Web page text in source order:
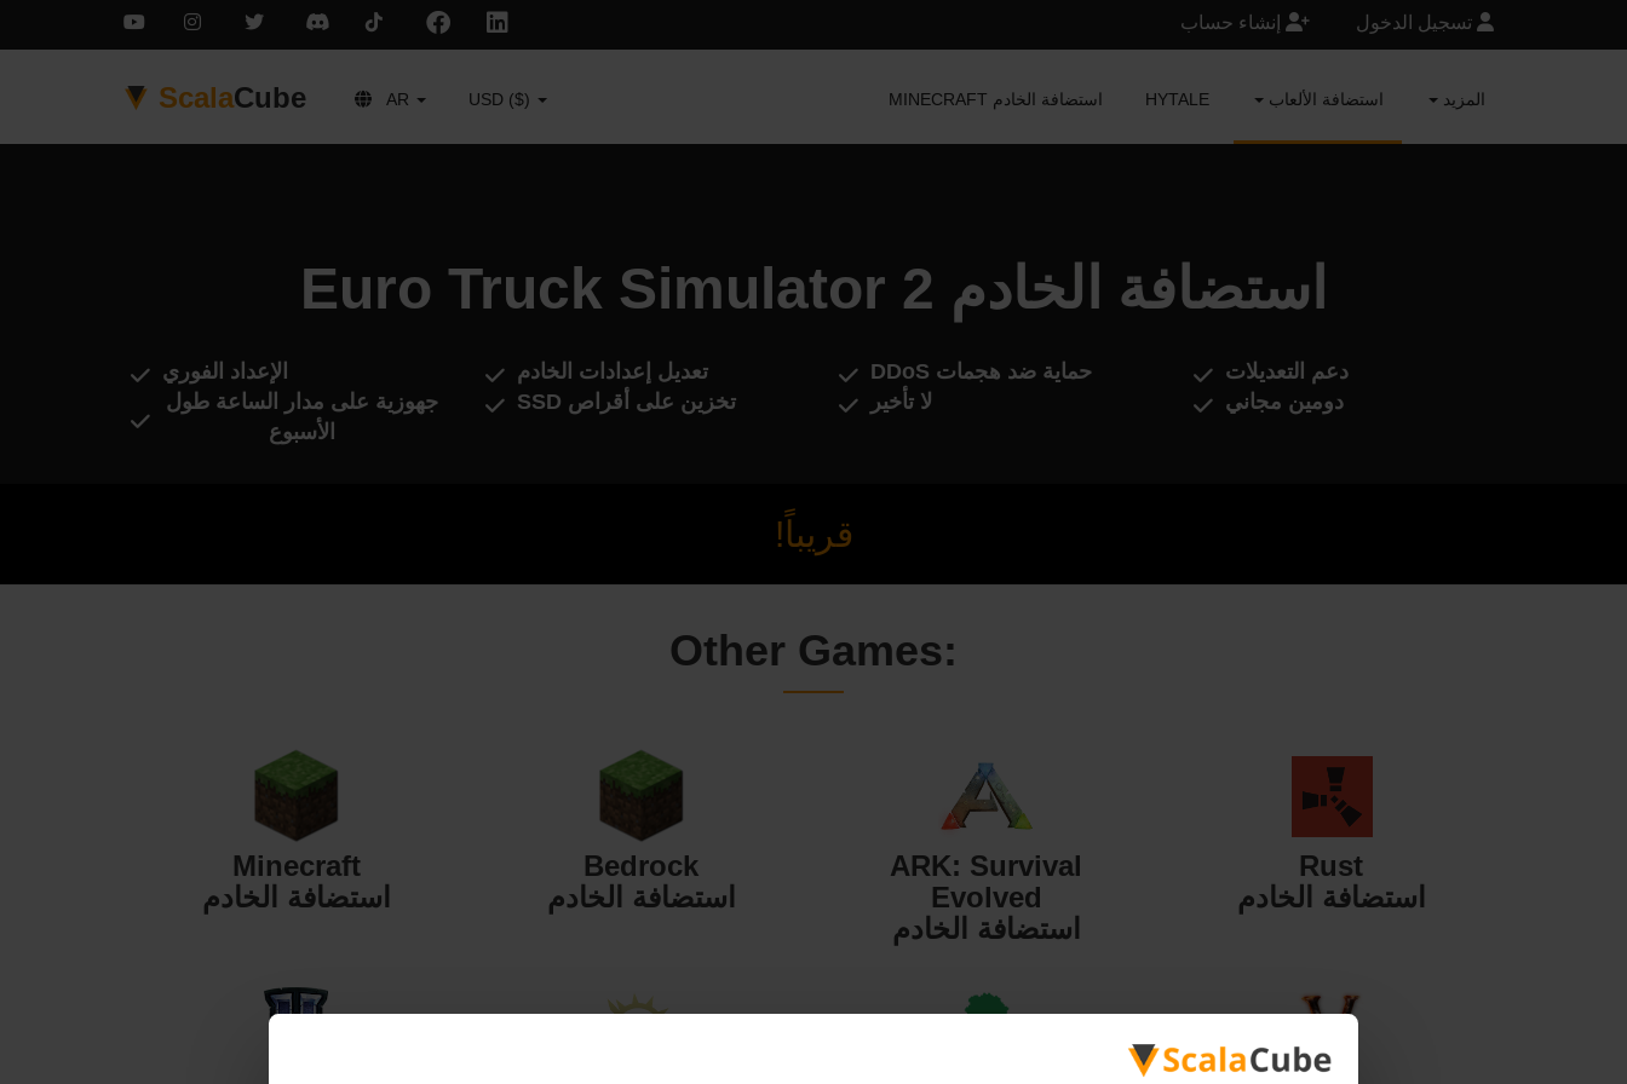
تسجيل الدخول إنشاء حساب
ScalaCube AR USD ($) MINECRAFT استضافة الخادم HYTALE استضافة الألعاب المزيد
Euro Truck Simulator 2 استضافة الخادم
الإعداد الفوري
جهوزية على مدار الساعة طول
الأسبوع
تعديل إعدادات الخادم
تخزين على أقراص SSD
حماية ضد هجمات DDoS
لا تأخير
دعم التعديلات
دومين مجاني
قريباً!
Other Games:
Minecraft
استضافة الخادم
Bedrock
استضافة الخادم
ARK: Survival
Evolved
استضافة الخادم
Rust
استضافة الخادم